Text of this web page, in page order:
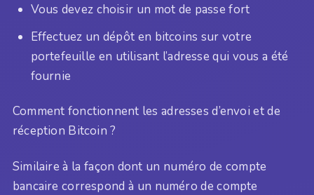
Vous devez choisir un mot de passe fort
Effectuez un dépôt en bitcoins sur votre
portefeuille en utilisant l’adresse qui vous a été
fournie
Comment fonctionnent les adresses d’envoi et de
réception Bitcoin ?
Similaire à la façon dont un numéro de compte
bancaire correspond à un numéro de compte